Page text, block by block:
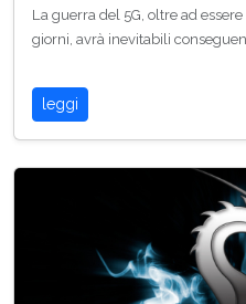
La guerra del 5G, oltre ad
giorni, avrà inevitabili
leggi